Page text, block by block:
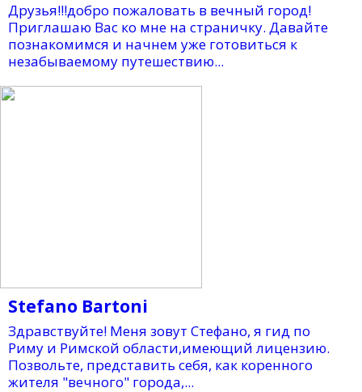
Друзья!!!добро пожаловать в вечный город!
Приглашаю Вас ко мне на страничку. Давайте
познакомимся и начнем уже готовиться к
незабываемому путешествию...
Stefano Bartoni
Здравствуйте! Меня зовут Стефано, я гид по
Риму и Римской области,имеющий лицензию.
Позвольте, представить себя, как коренного
жителя "вечного" города,...